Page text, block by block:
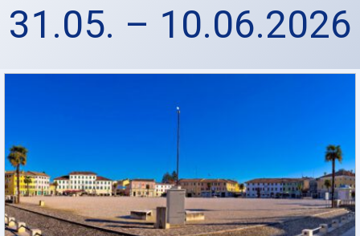
31.05. – 10.06.2026